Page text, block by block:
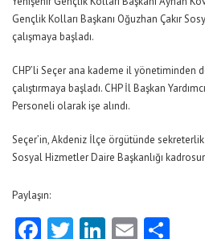
Gençlik Kolları Başkanı Oğuzhan Çakır
çalışmaya başladı.
CHP’li Seçer ana kademe il yönetiminden
çalıştırmaya başladı. CHP İl Başkan
Personeli olarak işe alındı.
Seçer’in, Akdeniz İlçe örgütünde
Sosyal Hizmetler Daire Başkanlığı
Paylaşın:
Facebook
Twitter
LinkedIn
Email